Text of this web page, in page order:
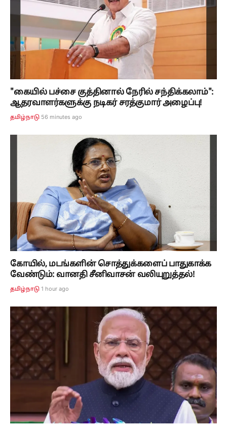
"கையில் பச்சை குத்தினால் நேரில் சந்திக்கலாம்":
ஆதரவாளர்களுக்கு நடிகர் சரத்குமார் அழைப்பு!
தமிழ்நாடு 56 minutes ago
கோயில், மடங்களின் சொத்துக்களைப் பாதுகாக்க
வேண்டும்: வானதி சீனிவாசன் வலியுறுத்தல்!
தமிழ்நாடு 1 hour ago